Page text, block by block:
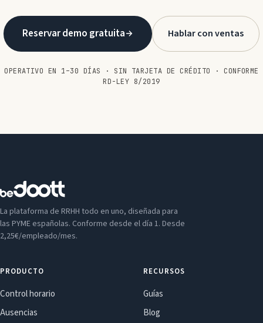
Reservar demo gratuita Hablar con ventas
OPERATIVO EN 1–30 DÍAS · SIN TARJETA DE CRÉDITO · CONFORME
RD-LEY 8/2019
La plataforma de RRHH todo en uno, diseñada para
las PYME españolas. Conforme desde el día 1. Desde
2,25€/empleado/mes.
PRODUCTO
Control horario
Ausencias
RECURSOS
Guías
Blog